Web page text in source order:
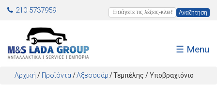
Jump to navigation
210 5737959 Εισάγετε τις λέξεις-κλειδιά
☰ Menu
Αρχική / Προϊόντα /Αξεσουάρ Τεμπέλης / Υποβραχιόνιο